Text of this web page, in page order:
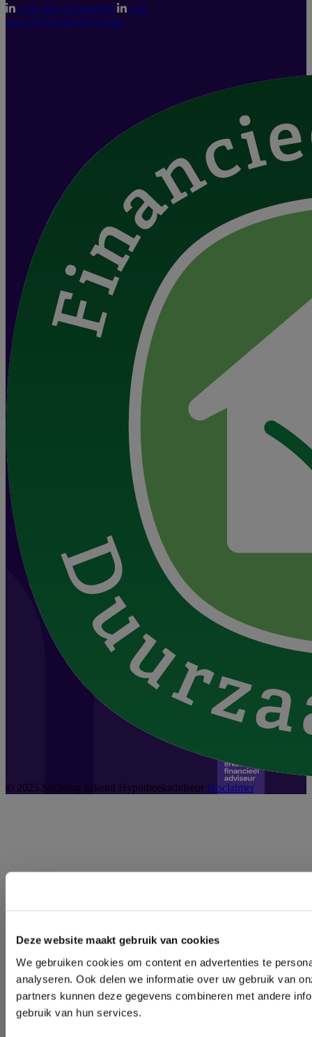
Deze website maakt gebruik van cookies
We gebruiken cookies om content en advertenties te
analyseren. Ook delen we informatie over uw gebruik van
partners kunnen deze gegevens combineren met andere
gebruik van hun services.
Volg ons op LinkedIn
Join
onze SEH LinkedIn-groep
© 2025 Stichting Erkend Hypotheekadviseur Disclaimer